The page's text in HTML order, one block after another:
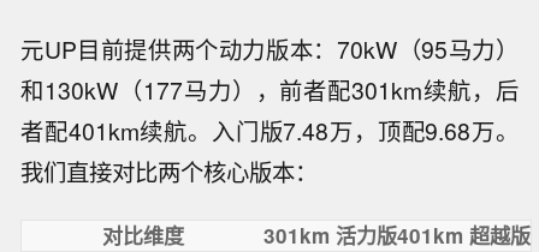
元UP目前提供两个动力版本：70kW（95马力）
和130kW（177马力），前者配301km续航，后
者配401km续航。入门版7.48万，顶配9.68万。
我们直接对比两个核心版本：
对比维度 301km 活力版401km 超越版